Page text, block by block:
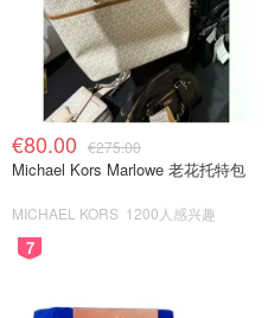
€80.00 €275.00
Michael Kors Marlowe 老花托特包
MICHAEL KORS 1200人感兴趣
7